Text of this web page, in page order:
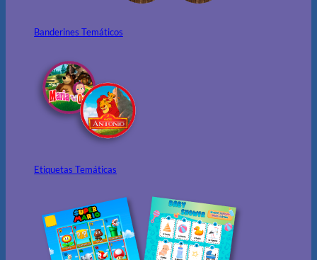
Banderines Temáticos
Etiquetas Temáticas